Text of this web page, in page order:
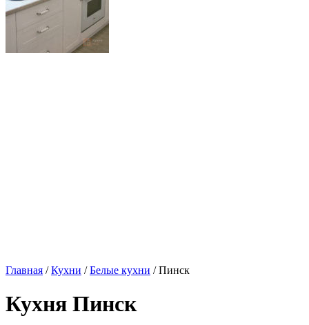
Главная /Кухни /Белые кухни / Пинск
Кухня Пинск